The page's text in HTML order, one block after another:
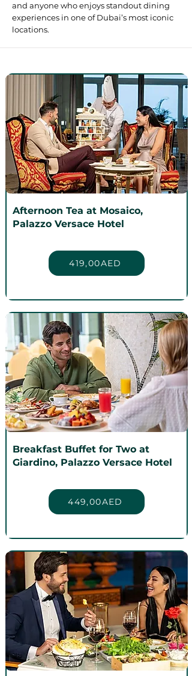
and anyone who enjoys standout dining
experiences in one of Dubai’s most iconic
locations.
Afternoon Tea at Mosaico,
Palazzo Versace Hotel
419,00AED
Breakfast Buffet for Two at
Giardino, Palazzo Versace Hotel
449,00AED